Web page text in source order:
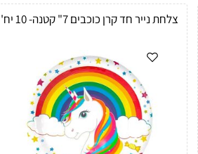
צלחת נייר חד קרן כוכבים 7" קטנה- 10 יח'